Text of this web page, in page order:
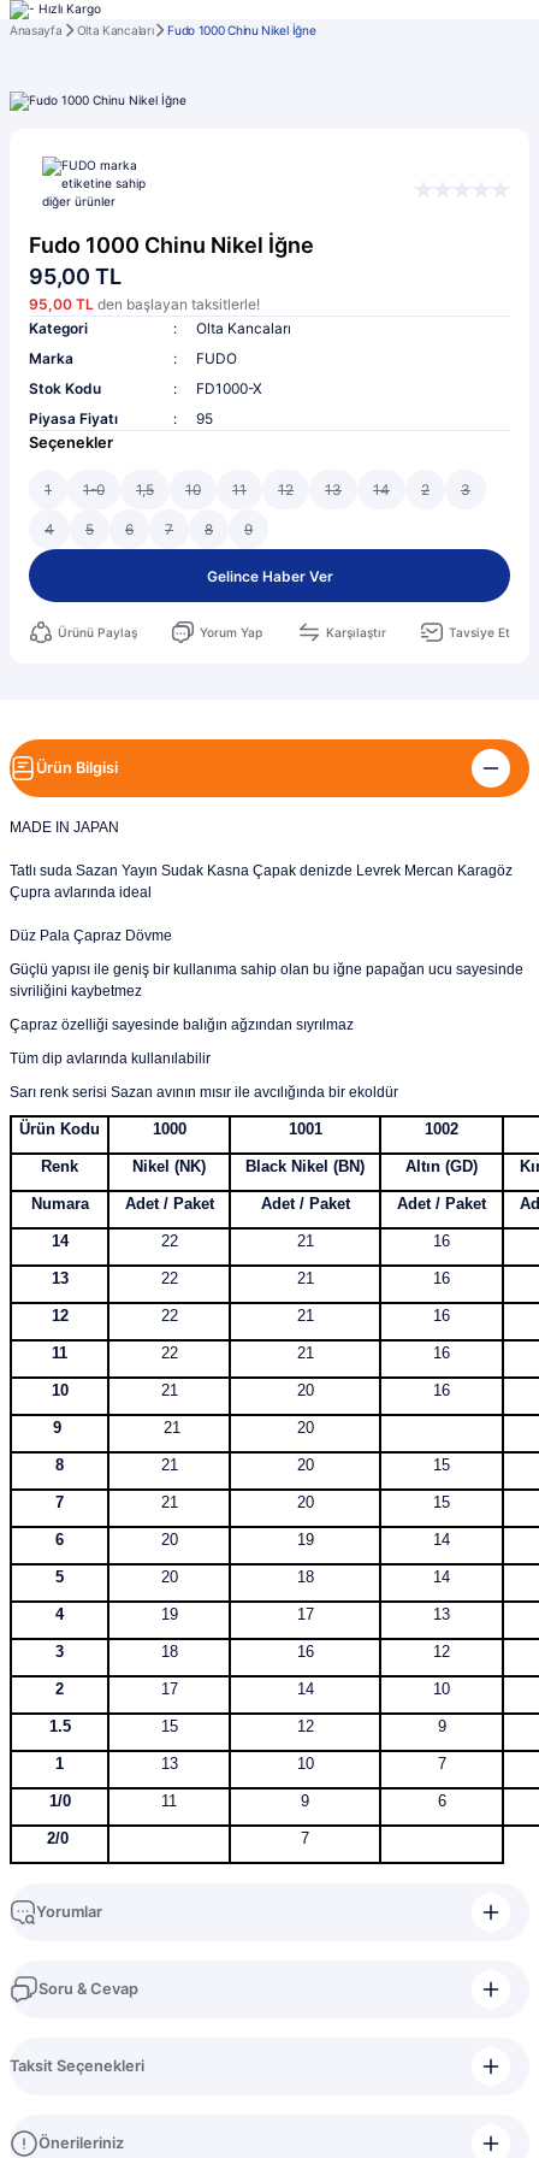
Anasayfa Olta Kancaları Fudo 1000 Chinu Nikel İğne
Fudo 1000 Chinu Nikel İğne
95,00 TL
95,00 TL den başlayan taksitlerle!
Kategori
Olta Kancaları
Marka
FUDO
Stok Kodu
FD1000-X
Piyasa Fiyatı
95
Seçenekler
1 1-0 1,5 10 11 12 13 14 2 3
4 5 6 7 8 9
Gelince Haber Ver
Ürünü Paylaş Yorum Yap Karşılaştır Tavsiye Et
Ürün Bilgisi
MADE IN JAPAN
Tatlı suda Sazan Yayın Sudak Kasna Çapak denizde Levrek Mercan Karagöz
Çupra avlarında ideal
Düz Pala Çapraz Dövme
Güçlü yapısı ile geniş bir kullanıma sahip olan bu iğne papağan ucu sayesinde
sivriliğini kaybetmez
Çapraz özelliği sayesinde balığın ağzından sıyrılmaz
Tüm dip avlarında kullanılabilir
Sarı renk serisi Sazan avının mısır ile avcılığında bir ekoldür
Ürün Kodu 1000 1001 1002
Renk Nikel (NK) Black Nikel (BN) Altın (GD)
Numara Adet / Paket Adet / Paket Adet / Paket
14 22 21 16
13 22 21 16
12 22 21 16
11 22 21 16
10 21 20 16
9 21 20
8 21 20 15
7 21 20 15
6 20 19 14
5 20 18 14
4 19 17 13
3 18 16 12
2 17 14 10
1.5 15 12 9
1 13 10 7
1/0 11 9 6
2/0 7
Yorumlar
Soru & Cevap
Taksit Seçenekleri
Önerileriniz